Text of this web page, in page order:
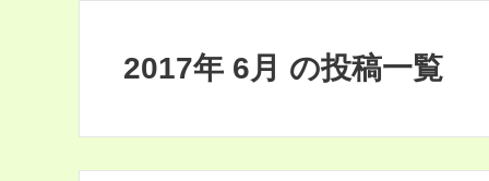
2017年 6月 の投稿一覧